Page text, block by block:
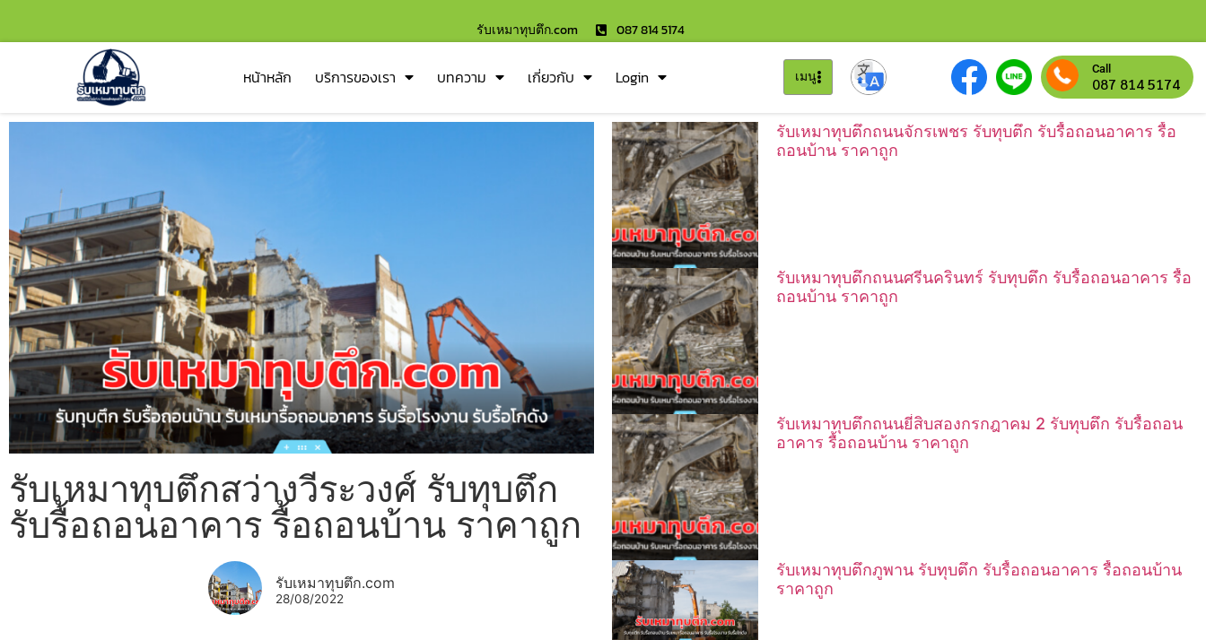
รับเหมาทุบตึก.com 087 814 5174
หน้าหลัก บริการของเรา บทความ เกี่ยวกับ Login เมนู Call
087 814 5174
รับเหมาทุบตึกสว่างวีระวงศ์ รับทุบตึก
รับรื้อถอนอาคาร รื้อถอนบ้าน ราคาถูก
รับเหมาทุบตึก.com
28/08/2022
รับเหมาทุบตึกถนนจักรเพชร รับทุบตึก รับรื้อถอนอาคาร รื้อ
ถอนบ้าน ราคาถูก
รับเหมาทุบตึกถนนศรีนครินทร์ รับทุบตึก รับรื้อถอนอาคาร รื้อ
ถอนบ้าน ราคาถูก
รับเหมาทุบตึกถนนยี่สิบสองกรกฎาคม 2 รับทุบตึก รับรื้อถอน
อาคาร รื้อถอนบ้าน ราคาถูก
รับเหมาทุบตึกภูพาน รับทุบตึก รับรื้อถอนอาคาร รื้อถอนบ้าน
ราคาถูก